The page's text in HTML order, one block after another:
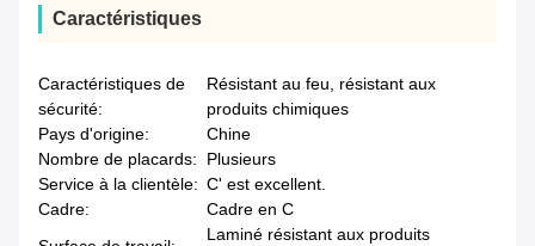
Caractéristiques
Caractéristiques de
sécurité:
Résistant au feu, résistant aux
produits chimiques
Pays d'origine:
Chine
Nombre de placards:
Plusieurs
Service à la clientèle: C' est excellent.
Cadre:
Cadre en C
Laminé résistant aux produits